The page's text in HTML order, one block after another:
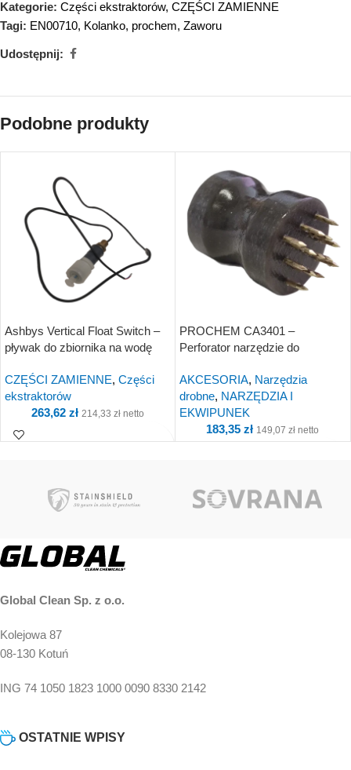
Kategorie: Części ekstraktorów, CZĘŚCI ZAMIENNE
Tagi: EN00710, Kolanko, prochem, Zaworu
Udostępnij:
Podobne produkty
Ashbys Vertical Float Switch –
pływak do zbiornika na wodę
CZĘŚCI ZAMIENNE, Części
ekstraktorów
263,62 zł 214,33 zł netto
Punkty!
PROCHEM CA3401 –
Perforator narzędzie do
uciążliwych zabrudzeń stałych
AKCESORIA, Narzędzia
drobne, NARZĘDZIA I
EKWIPUNEK
183,35 zł 149,07 zł netto
Punkty!
Global Clean Sp. z o.o.
Kolejowa 87
08-130 Kotuń
ING 74 1050 1823 1000 0090 8330 2142
OSTATNIE WPISY